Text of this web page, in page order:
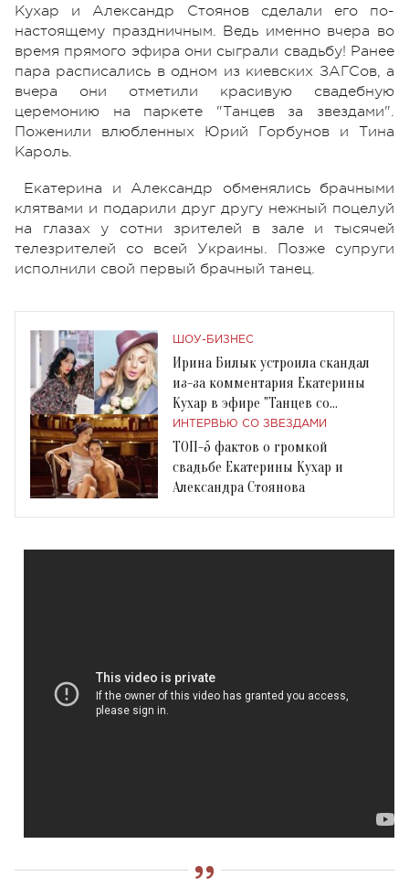
Кухар и Александр Стоянов сделали его по-
настоящему праздничным. Ведь именно вчера во
время прямого эфира они сыграли свадьбу! Ранее
пара расписались в одном из киевских ЗАГСов, а
вчера они отметили красивую свадебную
церемонию на паркете "Танцев за звездами".
Поженили влюбленных Юрий Горбунов и Тина
Кароль.
Екатерина и Александр обменялись брачными
клятвами и подарили друг другу нежный поцелуй
на глазах у сотни зрителей в зале и тысячей
телезрителей со всей Украины. Позже супруги
исполнили свой первый брачный танец.
ШОУ-БИЗНЕС
Ирина Билык устроила скандал
из-за комментария Екатерины
Кухар в эфире "Танцев со
звездами"
ИНТЕРВЬЮ СО ЗВЕЗДАМИ
ТОП-5 фактов о громкой
свадьбе Екатерины Кухар и
Александра Стоянова